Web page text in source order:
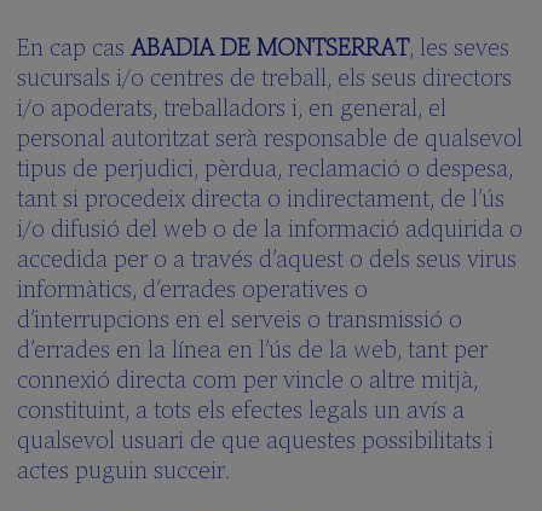
En cap cas ABADIA DE MONTSERRAT, les seves
sucursals i/o centres de treball, els seus directors
i/o apoderats, treballadors i, en general, el
personal autoritzat serà responsable de qualsevol
tipus de perjudici, pèrdua, reclamació o despesa,
tant si procedeix directa o indirectament, de l’ús
i/o difusió del web o de la informació adquirida o
accedida per o a través d’aquest o dels seus virus
informàtics, d’errades operatives o
d’interrupcions en el serveis o transmissió o
d’errades en la línea en l’ús de la web, tant per
connexió directa com per vincle o altre mitjà,
constituint, a tots els efectes legals un avís a
qualsevol usuari de que aquestes possibilitats i
actes puguin succeir.